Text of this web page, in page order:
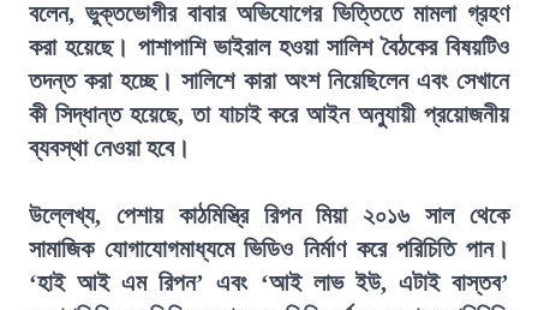
বলেন, ভুক্তভোগীর বাবার অভিযোগের ভিত্তিতে মামলা গ্রহণ
করা হয়েছে। পাশাপাশি ভাইরাল হওয়া সালিশ বৈঠকের বিষয়টিও
তদন্ত করা হচ্ছে। সালিশে কারা অংশ নিয়েছিলেন এবং সেখানে
কী সিদ্ধান্ত হয়েছে, তা যাচাই করে আইন অনুযায়ী প্রয়োজনীয়
ব্যবস্থা নেওয়া হবে।
উল্লেখ্য, পেশায় কাঠমিস্ত্রি রিপন মিয়া ২০১৬ সাল থেকে
সামাজিক যোগাযোগমাধ্যমে ভিডিও নির্মাণ করে পরিচিতি পান।
‘হাই আই এম রিপন’ এবং ‘আই লাভ ইউ, এটাই বাস্তব’